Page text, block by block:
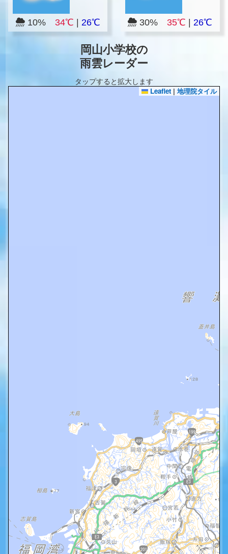
10% 34℃ 26℃ 30% 35℃ |26℃
岡山小学校の
雨雲レーダー
タップすると拡大します
Leaflet | 地理院タイル